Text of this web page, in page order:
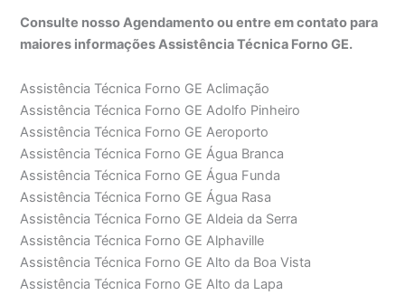
Consulte nosso Agendamento ou entre em contato para
maiores informações Assistência Técnica Forno GE.
Assistência Técnica Forno GE Aclimação
Assistência Técnica Forno GE Adolfo Pinheiro
Assistência Técnica Forno GE Aeroporto
Assistência Técnica Forno GE Água Branca
Assistência Técnica Forno GE Água Funda
Assistência Técnica Forno GE Água Rasa
Assistência Técnica Forno GE Aldeia da Serra
Assistência Técnica Forno GE Alphaville
Assistência Técnica Forno GE Alto da Boa Vista
Assistência Técnica Forno GE Alto da Lapa